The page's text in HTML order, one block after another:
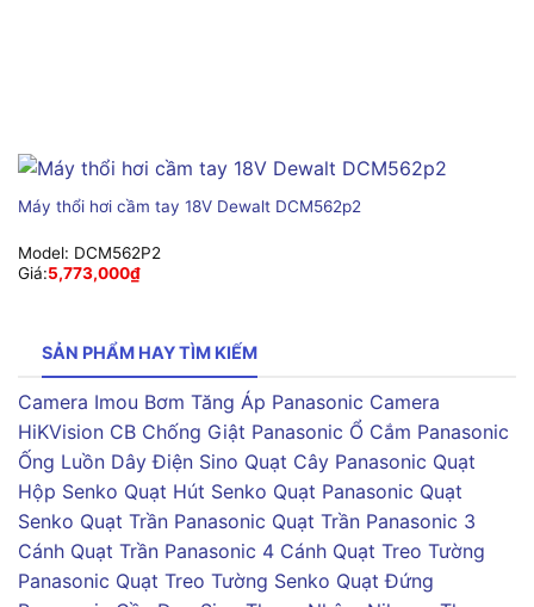
Máy thổi hơi cầm tay 18V Dewalt DCM562p2
Model: DCM562P2
Giá:5,773,000₫
SẢN PHẨM HAY TÌM KIẾM
Camera Imou Bơm Tăng Áp Panasonic Camera
HiKVision CB Chống Giật Panasonic Ổ Cắm Panasonic
Ống Luồn Dây Điện Sino Quạt Cây Panasonic Quạt
Hộp Senko Quạt Hút Senko Quạt Panasonic Quạt
Senko Quạt Trần Panasonic Quạt Trần Panasonic 3
Cánh Quạt Trần Panasonic 4 Cánh Quạt Treo Tường
Panasonic Quạt Treo Tường Senko Quạt Đứng